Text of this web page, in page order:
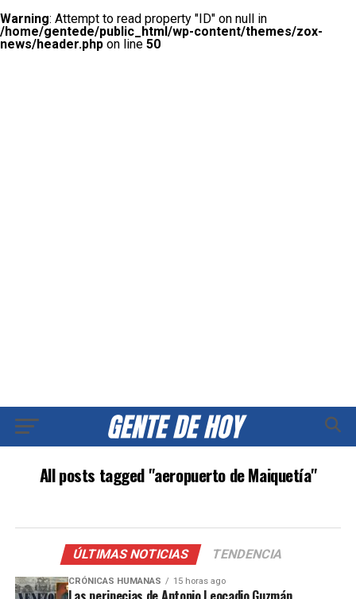
Warning: Attempt to read property "ID" on null in
/home/gentede/public_html/wp-content/themes/zox-
news/header.php on line 50
All posts tagged "aeropuerto de Maiquetía"
ÚLTIMAS NOTICIAS TENDENCIA
CRÓNICAS HUMANAS 15 horas ago